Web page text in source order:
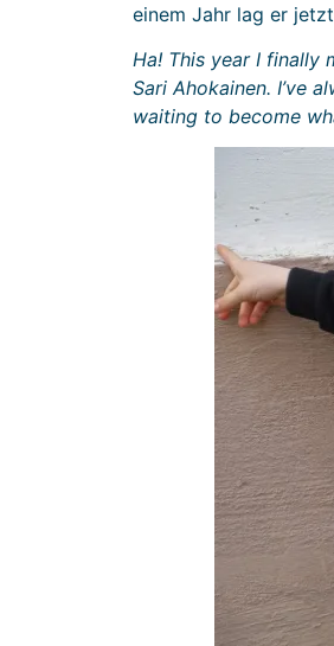
einem Jahr lag er
Ha! This year I finally
Sari Ahokainen. I’ve
waiting to become